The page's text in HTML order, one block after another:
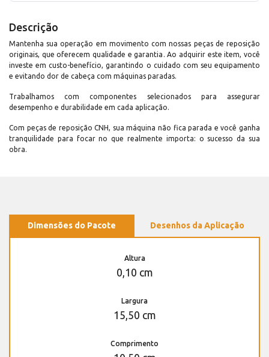
Descrição
Mantenha sua operação em movimento com nossas peças de reposição
originais, que oferecem qualidade e garantia. Ao adquirir este item, você
investe em custo-benefício, garantindo o cuidado com seu equipamento
e evitando dor de cabeça com máquinas paradas.
Trabalhamos com componentes selecionados para assegurar
desempenho e durabilidade em cada aplicação.
Com peças de reposição CNH, sua máquina não fica parada e você ganha
tranquilidade para focar no que realmente importa: o sucesso da sua
obra.
Dimensões do Pacote Desenhos da Aplicação
Altura
0,10 cm
Largura
15,50 cm
Comprimento